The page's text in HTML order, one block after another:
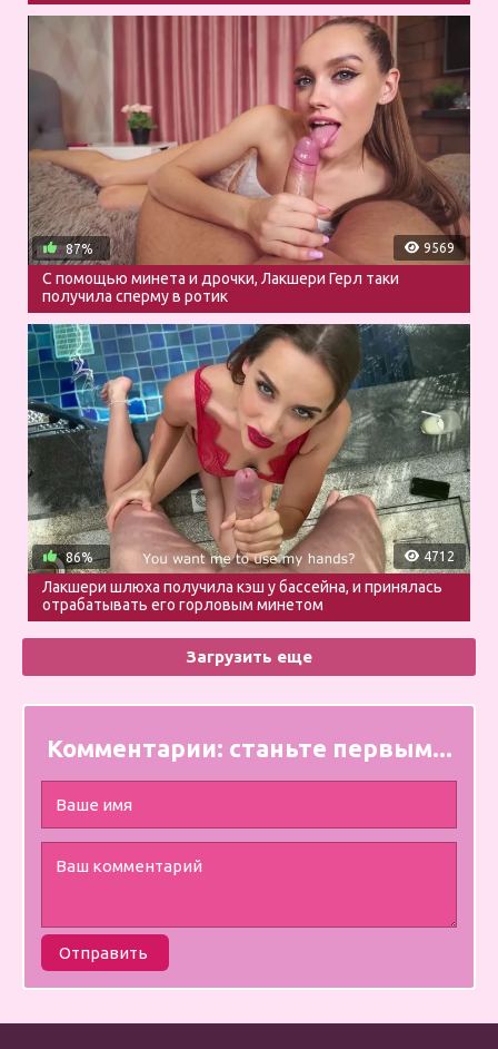
9569
87%
С помощью минета и дрочки, Лакшери Герл таки
получила сперму в ротик
4712
86%
Лакшери шлюха получила кэш у бассейна, и принялась
отрабатывать его горловым минетом
Загрузить еще
Комментарии: станьте первым...
Отправить